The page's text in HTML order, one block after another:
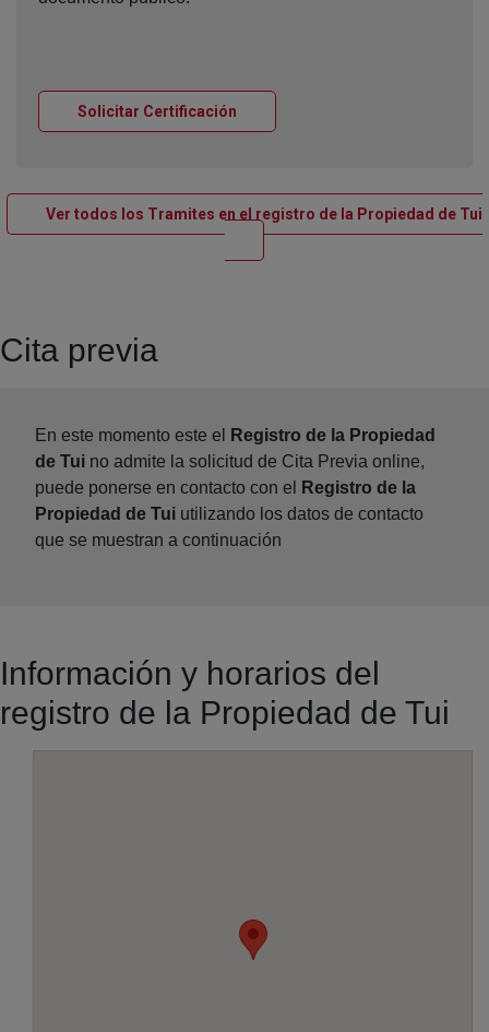
Solicitar Certificación
Ver todos los Tramites en el registro de la Propiedad de Tui
Ventana nueva
Cita previa
En este momento este el
Registro de la Propiedad
de Tui no admite la solicitud de Cita Previa online,
puede ponerse en contacto con el
Registro de la
Propiedad de Tui utilizando los datos de contacto
que se muestran a continuación
Información y horarios del
registro de la Propiedad de Tui